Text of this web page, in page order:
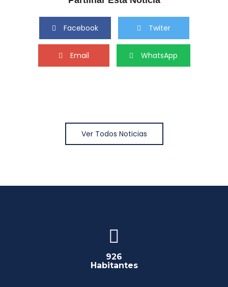
Facebook Twiter
Email WhatsApp
Ver Todos Noticias
926
Habitantes